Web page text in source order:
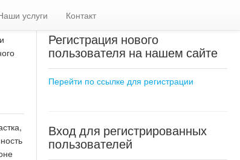
услуги
Контакт
Регистрация нового
пользователя на нашем сайте
Перейти по ссылке для регистрации
Вход для регистрированных
пользователей